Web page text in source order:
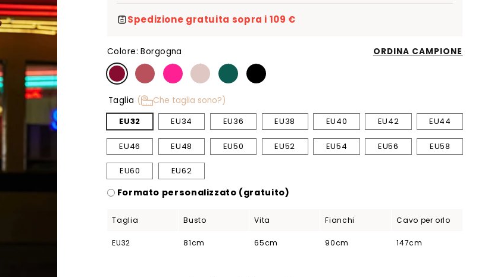
Spedizione gratuita sopra i 109 €
Colore:Borgogna ORDINA CAMPIONE
Taglia (
Che taglia sono?)
EU32
EU34 EU36 EU38 EU40 EU42 EU44
EU46 EU48 EU50 EU52 EU54 EU56 EU58
EU60 EU62
Formato personalizzato (gratuito)
Taglia Busto Vita Fianchi Cavo per orlo
EU32 81cm 65cm 90cm 147cm